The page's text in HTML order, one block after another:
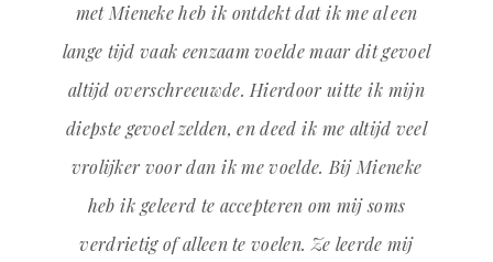
met Mieneke heb ik ontdekt dat ik me al een
lange tijd vaak eenzaam voelde maar dit gevoel
altijd overschreeuwde. Hierdoor uitte ik mijn
diepste gevoel zelden, en deed ik me altijd veel
vrolijker voor dan ik me voelde. Bij Mieneke
heb ik geleerd te accepteren om mij soms
verdrietig of alleen te voelen. Ze leerde mij